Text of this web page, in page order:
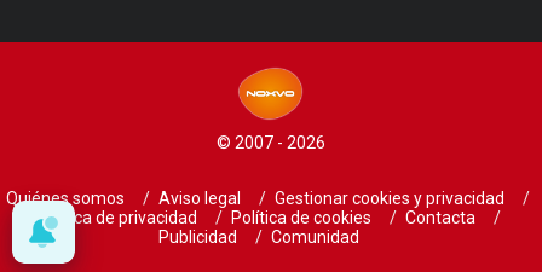
© 2007 - 2026
Quiénes somos Aviso legal
Gestionar cookies y privacidad
Política de privacidad
Política de cookies
Contacta
Publicidad
Comunidad